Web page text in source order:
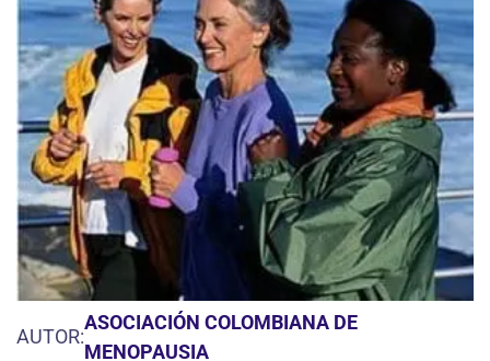
AUTOR:
ASOCIACIÓN COLOMBIANA DE
MENOPAUSIA